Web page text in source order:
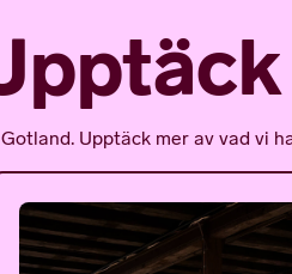
Upptäck mer av vad vi